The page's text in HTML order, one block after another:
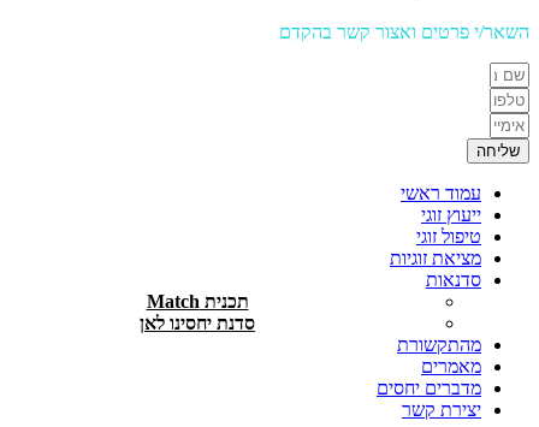
השאר/י פרטים ואצור קשר בהקדם
שליחה
עמוד ראשי
ייעוץ זוגי
טיפול זוגי
מציאת זוגיות
סדנאות
תכנית Match
סדנת יחסינו לאן
מהתקשורת
מאמרים
מדברים יחסים
יצירת קשר